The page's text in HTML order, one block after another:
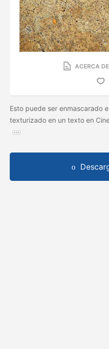
ACERCA
Esto puede ser enmascarado
texturizado en un texto en